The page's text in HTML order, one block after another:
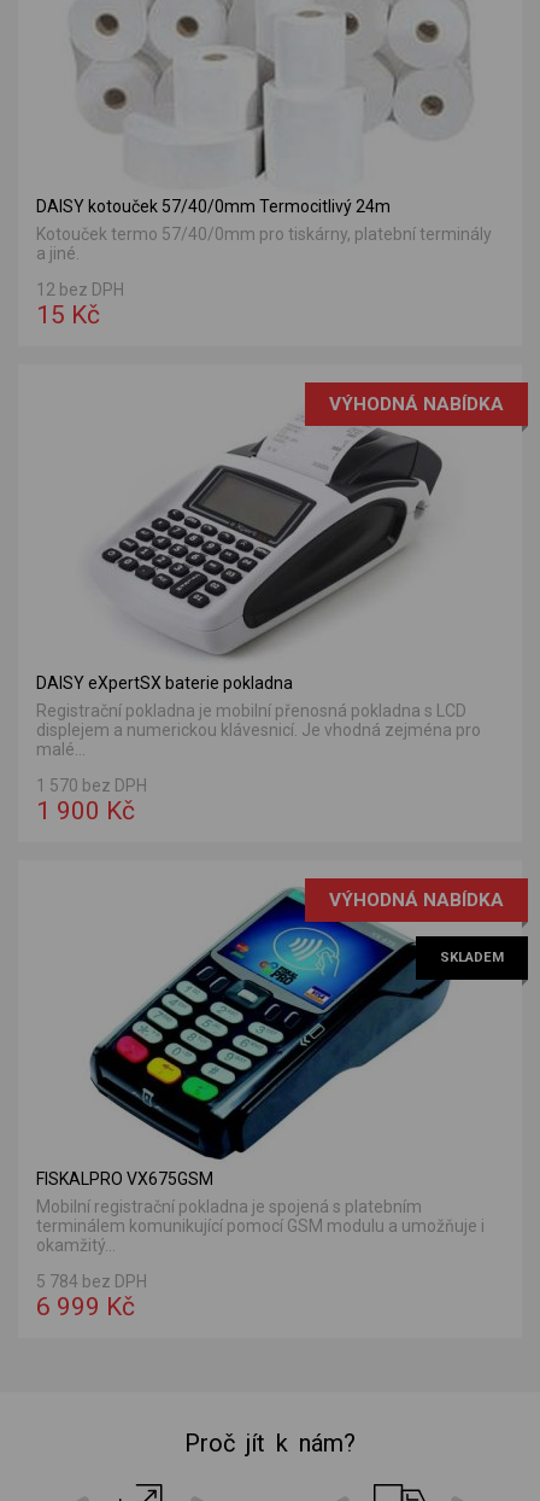
DAISY kotouček 57/40/0mm Termocitlivý 24m
Kotouček termo 57/40/0mm pro tiskárny, platební terminály
a jiné.
12 bez DPH
15 Kč
VÝHODNÁ NABÍDKA
DAISY eXpertSX baterie pokladna
Registrační pokladna je mobilní přenosná pokladna s LCD
displejem a numerickou klávesnicí. Je vhodná zejména pro
malé...
1 570 bez DPH
1 900 Kč
VÝHODNÁ NABÍDKA
SKLADEM
FISKALPRO VX675GSM
Mobilní registrační pokladna je spojená s platebním
terminálem komunikující pomocí GSM modulu a umožňuje i
okamžitý...
5 784 bez DPH
6 999 Kč
Proč jít k nám?